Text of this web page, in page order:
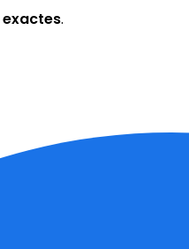
exactes.